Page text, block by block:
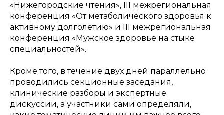
«Нижегородские чтения», III межрегиональная
конференция «От метаболического здоровья к
активному долголетию» и III межрегиональная
конференция «Мужское здоровье на стыке
специальностей».
Кроме того, в течение двух дней параллельно
проводились секционные заседания,
клинические разборы и экспертные
дискуссии, а участники сами определяли,